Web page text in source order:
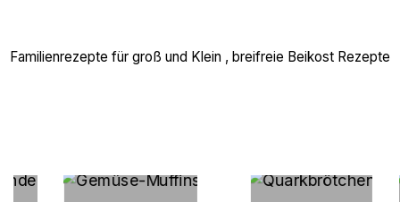
Familienrezepte für groß und Klein , breifreie Beikost Rezepte